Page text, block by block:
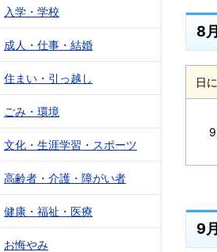
8月
日
9
9月
入学・学校
成人・仕事・結婚
住まい・引っ越し
ごみ・環境
文化・生涯学習・スポーツ
高齢者・介護・障がい者
健康・福祉・医療
お悔やみ